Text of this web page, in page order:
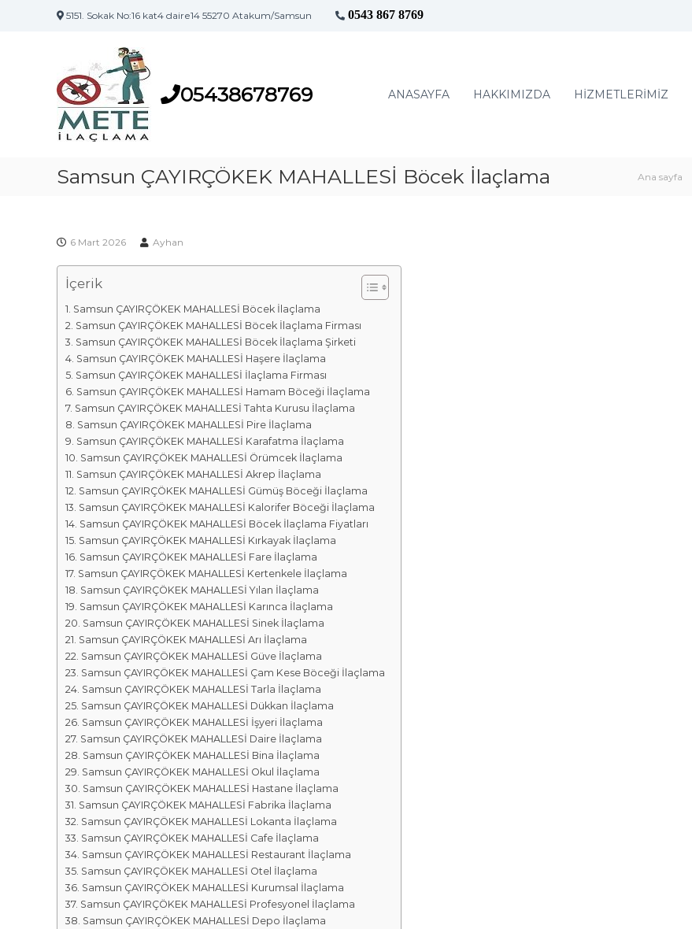
5151. Sokak No:16 kat4 daire14 55270 Atakum/Samsun 0543 867 8769
s
l
a
m
F
i
r
m
a
l
a
r
ı
u
n
ç
a
a
M
a
r
k
a
s
ı
05438678769 ANASAYFA HAKKIMIZDA HİZMETLERİMİZ
Samsun ÇAYIRÇÖKEK MAHALLESİ Böcek İlaçlama Ana sayfa
6 Mart 2026 Ayhan
İçerik
Samsun ÇAYIRÇÖKEK MAHALLESİ Böcek İlaçlama
Samsun ÇAYIRÇÖKEK MAHALLESİ Böcek İlaçlama Firması
Samsun ÇAYIRÇÖKEK MAHALLESİ Böcek İlaçlama Şirketi
Samsun ÇAYIRÇÖKEK MAHALLESİ Haşere İlaçlama
Samsun ÇAYIRÇÖKEK MAHALLESİ İlaçlama Firması
Samsun ÇAYIRÇÖKEK MAHALLESİ Hamam Böceği İlaçlama
Samsun ÇAYIRÇÖKEK MAHALLESİ Tahta Kurusu İlaçlama
Samsun ÇAYIRÇÖKEK MAHALLESİ Pire İlaçlama
Samsun ÇAYIRÇÖKEK MAHALLESİ Karafatma İlaçlama
Samsun ÇAYIRÇÖKEK MAHALLESİ Örümcek İlaçlama
Samsun ÇAYIRÇÖKEK MAHALLESİ Akrep İlaçlama
Samsun ÇAYIRÇÖKEK MAHALLESİ Gümüş Böceği İlaçlama
Samsun ÇAYIRÇÖKEK MAHALLESİ Kalorifer Böceği İlaçlama
Samsun ÇAYIRÇÖKEK MAHALLESİ Böcek İlaçlama Fiyatları
Samsun ÇAYIRÇÖKEK MAHALLESİ Kırkayak İlaçlama
Samsun ÇAYIRÇÖKEK MAHALLESİ Fare İlaçlama
Samsun ÇAYIRÇÖKEK MAHALLESİ Kertenkele İlaçlama
Samsun ÇAYIRÇÖKEK MAHALLESİ Yılan İlaçlama
Samsun ÇAYIRÇÖKEK MAHALLESİ Karınca İlaçlama
Samsun ÇAYIRÇÖKEK MAHALLESİ Sinek İlaçlama
Samsun ÇAYIRÇÖKEK MAHALLESİ Arı İlaçlama
Samsun ÇAYIRÇÖKEK MAHALLESİ Güve İlaçlama
Samsun ÇAYIRÇÖKEK MAHALLESİ Çam Kese Böceği İlaçlama
Samsun ÇAYIRÇÖKEK MAHALLESİ Tarla İlaçlama
Samsun ÇAYIRÇÖKEK MAHALLESİ Dükkan İlaçlama
Samsun ÇAYIRÇÖKEK MAHALLESİ İşyeri İlaçlama
Samsun ÇAYIRÇÖKEK MAHALLESİ Daire İlaçlama
Samsun ÇAYIRÇÖKEK MAHALLESİ Bina İlaçlama
Samsun ÇAYIRÇÖKEK MAHALLESİ Okul İlaçlama
Samsun ÇAYIRÇÖKEK MAHALLESİ Hastane İlaçlama
Samsun ÇAYIRÇÖKEK MAHALLESİ Fabrika İlaçlama
Samsun ÇAYIRÇÖKEK MAHALLESİ Lokanta İlaçlama
Samsun ÇAYIRÇÖKEK MAHALLESİ Cafe İlaçlama
Samsun ÇAYIRÇÖKEK MAHALLESİ Restaurant İlaçlama
Samsun ÇAYIRÇÖKEK MAHALLESİ Otel İlaçlama
Samsun ÇAYIRÇÖKEK MAHALLESİ Kurumsal İlaçlama
Samsun ÇAYIRÇÖKEK MAHALLESİ Profesyonel İlaçlama
Samsun ÇAYIRÇÖKEK MAHALLESİ Depo İlaçlama